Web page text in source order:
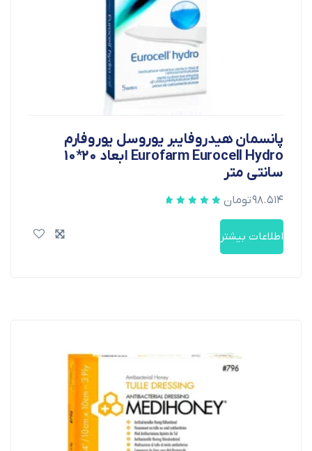
پانسمان هیدروفایبر یوروسل یوروفارم
Eurofarm Eurocell Hydro ابعاد 20*10
سانتی متر
۹۸.۵۱۴تومان
اطلاعات بیشتر